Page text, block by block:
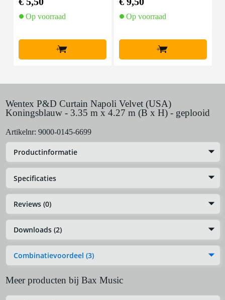
Op voorraad
+
Op voorraad
+
Wentex P&D Curtain Napoli Velvet (USA)
Koningsblauw - 3.35 m x 4.27 m (B x H) - geplooid
Artikelnr: 9000-0145-6699
Productinformatie
Specificaties
Reviews (0)
Downloads (2)
Combinatievoordeel (3)
Meer producten bij Bax Music